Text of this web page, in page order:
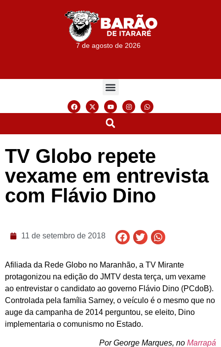
7 de agosto de 2026
TV Globo repete
vexame em entrevista
com Flávio Dino
11 de setembro de 2018
Afiliada da Rede Globo no Maranhão, a TV Mirante
protagonizou na edição do JMTV desta terça, um vexame
ao entrevistar o candidato ao governo Flávio Dino (PCdoB).
Controlada pela família Sarney, o veículo é o mesmo que no
auge da campanha de 2014 perguntou, se eleito, Dino
implementaria o comunismo no Estado.
Por George Marques, no Marrapá